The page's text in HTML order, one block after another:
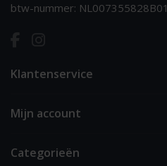
btw-nummer: NL007355828B01
Klantenservice
Mijn account
Categorieën